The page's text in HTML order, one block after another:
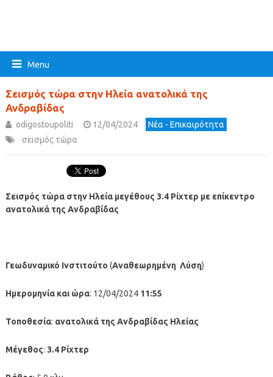
Menu
Σεισμός τώρα στην Ηλεία ανατολικά της
Ανδραβίδας
odigostoupoliti 12/04/2024
Νέα - Επικαιρότητα
σεισμός τώρα
Σεισμός τώρα στην Ηλεία μεγέθους 3.4 Ρίχτερ με επίκεντρο
ανατολικά της Ανδραβίδας
Γεωδυναμικό Ινστιτούτο (Αναθεωρημένη Λύση)
Ημερομηνία και ώρα: 12/04/2024 11:55
Τοποθεσία: ανατολικά της Ανδραβίδας Ηλείας
Μέγεθος: 3.4 Ρίχτερ